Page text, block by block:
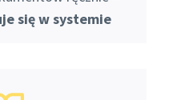
się w systemie